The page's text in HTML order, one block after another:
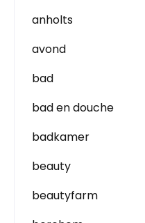
anholts
avond
bad
bad en douche
badkamer
beauty
beautyfarm